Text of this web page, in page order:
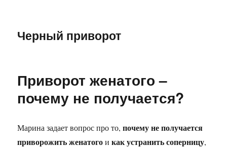
Черный приворот
Приворот женатого –
почему не получается?
Марина задает вопрос про то,почему не получается
приворожить женатогоикак устранить соперницу,